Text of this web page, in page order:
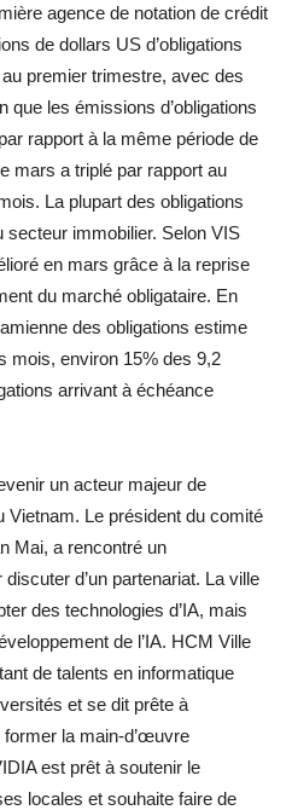
agence de notation de crédit
de dollars US d’obligations
premier trimestre, avec des
que les émissions d’obligations
rapport à la même période de
mars a triplé par rapport au
La plupart des obligations
immobilier. Selon VIS
en mars grâce à la reprise
du marché obligataire. En
des obligations estime
mois, environ 15% des 9,2
arrivant à échéance
un acteur majeur de
Vietnam. Le président du comité
Mai, a rencontré un
d’un partenariat. La ville
des technologies d’IA, mais
de l’IA. HCM Ville
de talents en informatique
et se dit prête à
la main-d’œuvre
est prêt à soutenir le
locales et souhaite faire de